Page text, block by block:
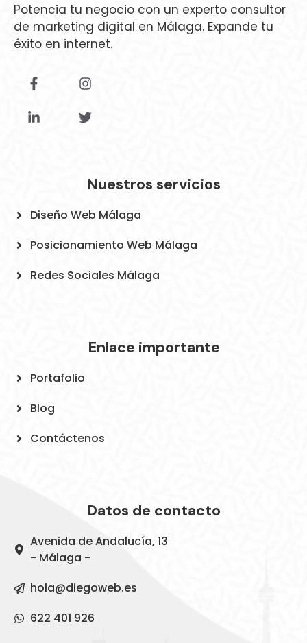
Potencia tu negocio con un experto consultor
de marketing digital en Málaga. Expande tu
éxito en internet.
Nuestros servicios
Diseño Web Málaga
Posicionamiento Web Málaga
Redes Sociales Málaga
Enlace importante
Portafolio
Blog
Contáctenos
Datos de contacto
Avenida de Andalucía, 13
- Málaga -
hola@diegoweb.es
622 401 926